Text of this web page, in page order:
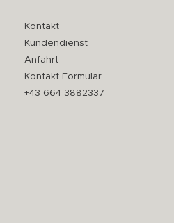
Kontakt
Kundendienst
Anfahrt
Kontakt Formular
+43 664 3882337